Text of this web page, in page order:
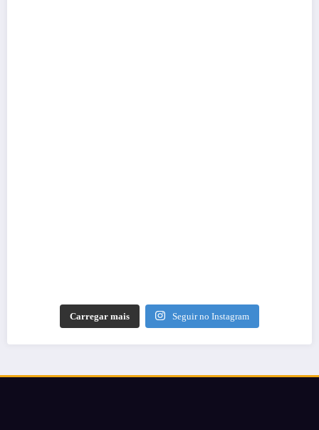
Carregar mais Seguir no Instagram